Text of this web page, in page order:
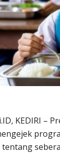
KEDIRI –
tentang